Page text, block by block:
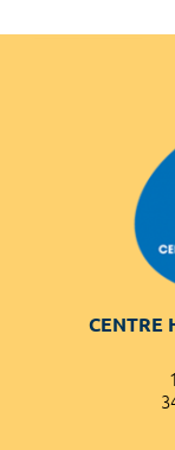
CENTRE